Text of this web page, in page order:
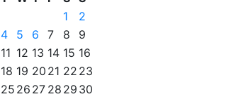
1
2
4 5 6 7 8
9
11 12 13 14 15 16
18 19 20 21 22 23
25 26 27 28 29 30